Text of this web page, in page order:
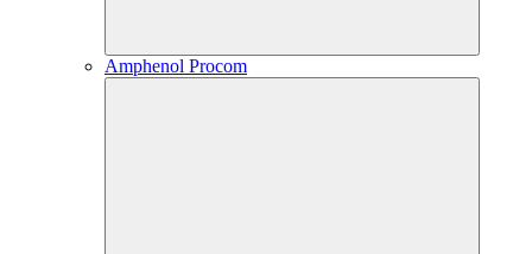
Amphenol Procom